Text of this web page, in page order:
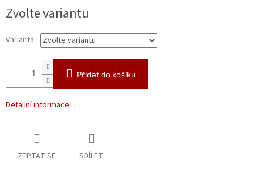
cena:
Zvolte variantu
Varianta
Přidat do košíku
Detailní informace
ZEPTAT SE SDÍLET